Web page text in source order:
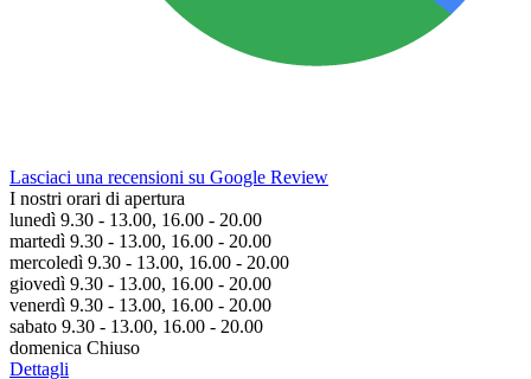
Lasciaci una recensioni su Google Review
I nostri orari di apertura
lunedì 9.30 - 13.00, 16.00 - 20.00
martedì 9.30 - 13.00, 16.00 - 20.00
mercoledì 9.30 - 13.00, 16.00 - 20.00
giovedì 9.30 - 13.00, 16.00 - 20.00
venerdì 9.30 - 13.00, 16.00 - 20.00
sabato 9.30 - 13.00, 16.00 - 20.00
domenica Chiuso
Dettagli